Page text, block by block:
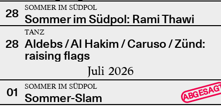
28
SOMMER IM SÜDPOL
Sommer im Südpol: Rami Thawi
28
TANZ
Aldebs / Al Hakim / Caruso / Zünd:
raising flags
Juli 2026
01 SOMMER IM SÜDPOL
Sommer-Slam